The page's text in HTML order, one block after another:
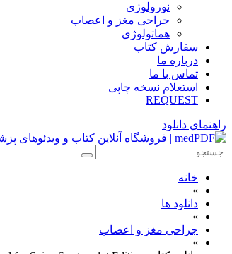
نورولوژی
جراحی مغز و اعصاب
هماتولوژی
سفارش کتاب
درباره ما
تماس با ما
استعلام نسخه چاپی
REQUEST
راهنمای دانلود
خانه
»
دانلود ها
»
جراحی مغز و اعصاب
»